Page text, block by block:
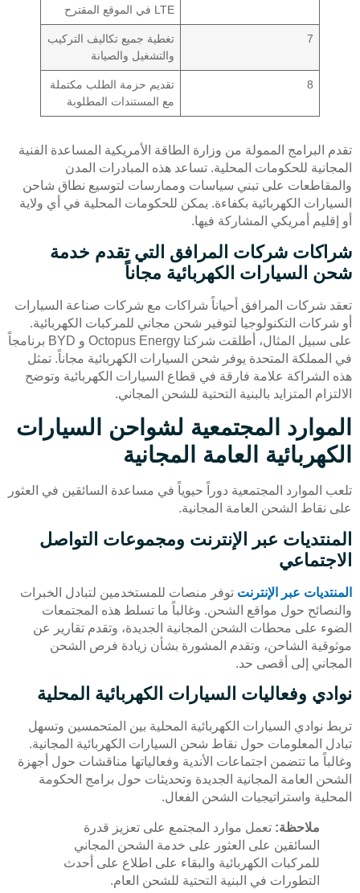
LTE في الموقع المقترح
7
تغطية جميع تكاليف التركيب
والتشغيل والصيانة
8
تقديم حزمة الطلب مكتملة
مع المستندات المطلوبة
تقدم البرامج الممولة من وزارة الطاقة الأمريكية المساعدة الفنية
المجانية للحكومات المحلية. تساعد هذه المبادرات المدن
والمقاطعات على تبني سياسات وممارسات لتوسيع نطاق شاحن
السيارات الكهربائية بكفاءة. يمكن للحكومات المحلية في أي ولاية
أو إقليم أمريكي المشاركة فيها.
شراكات شركات المرافق التي تقدم خدمة
شحن السيارات الكهربائية مجاناً
تعقد شركات المرافق أحياناً شراكات مع شركات صناعة السيارات
أو شركات التكنولوجيا لتوفير شحن مجاني للمركبات الكهربائية.
على سبيل المثال، أطلقت شركتا Octopus Energy و BYD برنامجاً
في المملكة المتحدة يوفر شحن السيارات الكهربائية مجاناً. تمثل
هذه الشراكة علامة فارقة في قطاع السيارات الكهربائية وتوضح
الالتزام المتزايد بالبنية التحتية للشحن المجاني.
الموارد المجتمعية لشواحن السيارات
الكهربائية العامة المجانية
تلعب الموارد المجتمعية دوراً حيوياً في مساعدة السائقين في العثور
على نقاط الشحن العامة المجانية.
المنتديات عبر الإنترنت ومجموعات التواصل
الاجتماعي
المنتديات عبر الإنترنت توفر منصات للمستخدمين لتبادل الخبرات
والنصائح حول مواقع الشحن. وغالباً ما تسلط هذه المجتمعات
الضوء على محطات الشحن المجانية الجديدة، وتقدم تقارير عن
موثوقية الشاحن، وتقدم المشورة بشأن زيادة فرص الشحن
المجاني إلى أقصى حد.
نوادي وفعاليات السيارات الكهربائية المحلية
تربط نوادي السيارات الكهربائية المحلية بين المتحمسين وتسهل
تبادل المعلومات حول نقاط شحن السيارات الكهربائية المجانية.
وغالباً ما تتضمن اجتماعات الأندية وفعالياتها مناقشات حول أجهزة
الشحن العامة المجانية الجديدة وتحديثات حول برامج الحكومة
المحلية واستراتيجيات الشحن الفعال.
ملاحظة: تعمل موارد المجتمع على تعزيز قدرة
السائقين على العثور على خدمة الشحن المجاني
للمركبات الكهربائية والبقاء على اطلاع على أحدث
التطورات في البنية التحتية للشحن العام.